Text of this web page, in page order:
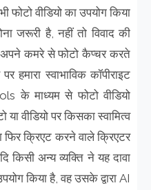
वीडियो का उपयोग किया
जरूरी है, नहीं तो विवाद की
अपने कमरे से फोटो कैप्चर करते
हमारा स्वाभाविक कॉपीराइट
के माध्यम से फोटो वीडियो
वीडियो पर किसका स्वामित्व
फिर क्रिएट करने वाले क्रिएटर
किसी अन्य व्यक्ति ने यह दावा
किया है, वह उसके द्वारा AI